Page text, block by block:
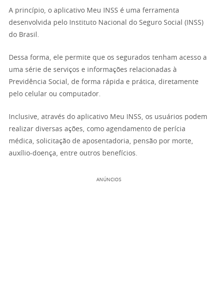
A princípio, o aplicativo Meu INSS é uma ferramenta
desenvolvida pelo Instituto Nacional do Seguro Social (INSS)
do Brasil.
Dessa forma, ele permite que os segurados tenham acesso a
uma série de serviços e informações relacionadas à
Previdência Social, de forma rápida e prática, diretamente
pelo celular ou computador.
Inclusive, através do aplicativo Meu INSS, os usuários podem
realizar diversas ações, como agendamento de perícia
médica, solicitação de aposentadoria, pensão por morte,
auxílio-doença, entre outros benefícios.
ANÚNCIOS